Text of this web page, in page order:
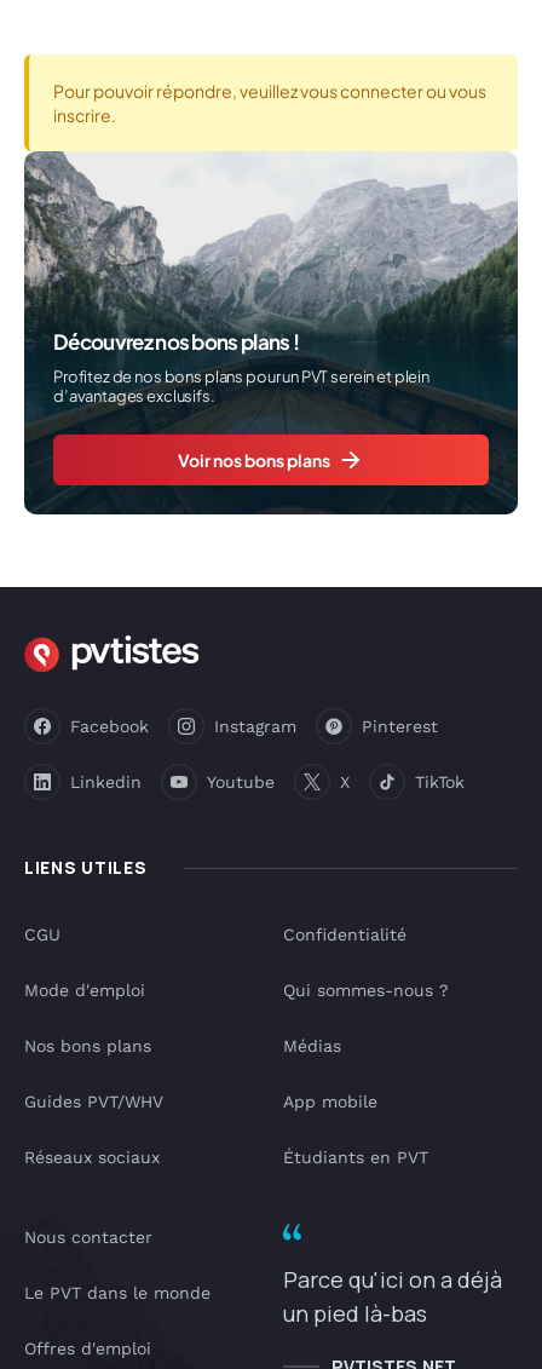
Pour pouvoir répondre, veuillez vous connecter ou vous
inscrire.
Découvrez nos bons plans !
Profitez de nos bons plans pour un PVT serein et plein
d’avantages exclusifs.
Voir nos bons plans
LIENS UTILES
Facebook Instagram Pinterest
Linkedin Youtube X TikTok
CGU
Mode d'emploi
Nos bons plans
Guides PVT/WHV
Réseaux sociaux
Confidentialité
Qui sommes-nous ?
Médias
App mobile
Étudiants en PVT
Nous contacter
Le PVT dans le monde
Offres d'emploi
Parce qu'ici on a déjà
un pied là-bas